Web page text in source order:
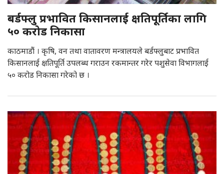
बर्डफ्लु प्रभावित किसानलाई क्षतिपूर्तिका लागि
५० करोड निकासा
काठमाडौं । कृषि, वन तथा वातावरण मन्त्रालयले बर्डफ्लुबाट प्रभावित
किसानलाई क्षतिपूर्ति उपलब्ध गराउन रकमान्तर गरेर पशुसेवा विभागलाई
५० करोड निकासा गरेको छ ।